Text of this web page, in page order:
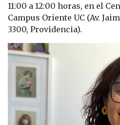
11:00 a 12:00 horas, en el
Campus Oriente UC (Av.
3300, Providencia).